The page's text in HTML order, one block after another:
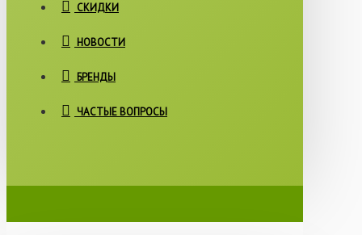
СКИДКИ
НОВОСТИ
БРЕНДЫ
ЧАСТЫЕ ВОПРОСЫ